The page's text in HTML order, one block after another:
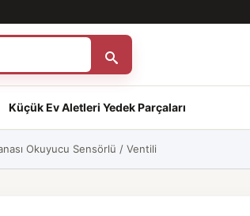
Küçük Ev Aletleri Yedek Parçaları
Okuyucu Sensörlü / Ventili